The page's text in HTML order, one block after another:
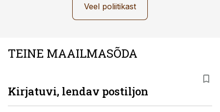
Veel poliitikast
TEINE MAAILMASÕDA
Kirjatuvi, lendav postiljon